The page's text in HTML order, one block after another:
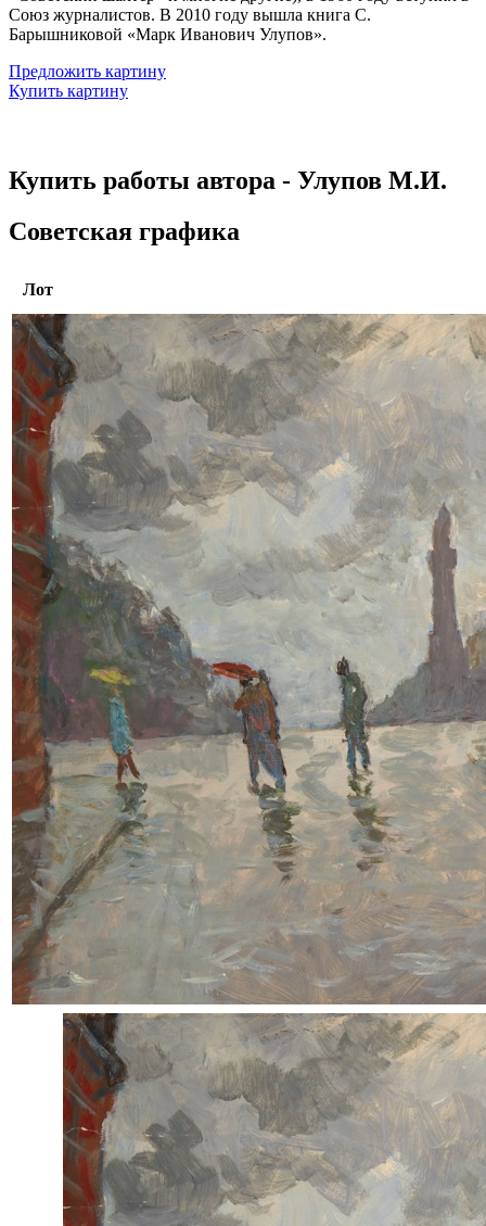
Союз журналистов. В 2010 году вышла книга С.
Барышниковой «Марк Иванович Улупов».
Предложить картину
Купить картину
Купить работы автора - Улупов М.И.
Советская графика
Лот